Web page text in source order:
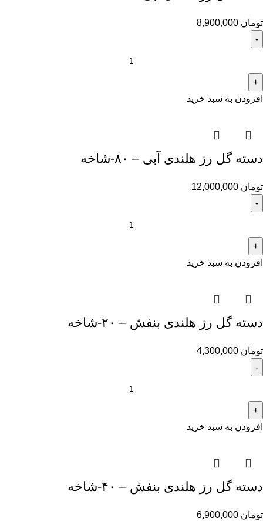
تومان
افزودن به سبد خرید
دسته گل رز هلندی آبی – ۸۰-شاخه
تومان
افزودن به سبد خرید
دسته گل رز هلندی بنفش – ۲۰-شاخه
تومان
افزودن به سبد خرید
دسته گل رز هلندی بنفش – ۴۰-شاخه
تومان